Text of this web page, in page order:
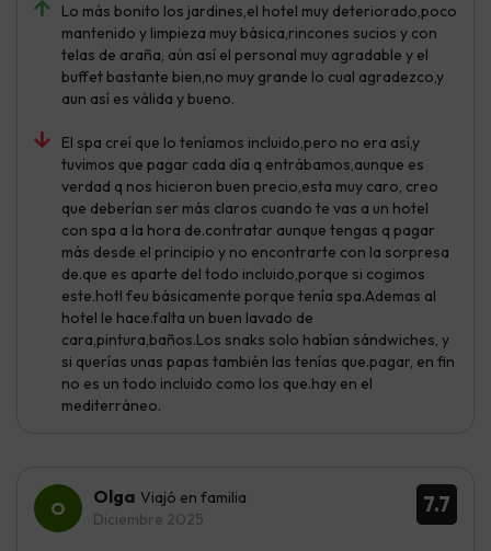
Lo más bonito los jardines,el hotel muy deteriorado,poco
mantenido y limpieza muy básica,rincones sucios y con
telas de araña, aún así el personal muy agradable y el
buffet bastante bien,no muy grande lo cual agradezco,y
aun así es válida y bueno.
El spa creí que lo teníamos incluido,pero no era así,y
tuvimos que pagar cada día q entrábamos,aunque es
verdad q nos hicieron buen precio,esta muy caro, creo
que deberían ser más claros cuando te vas a un hotel
con spa a la hora de.contratar aunque tengas q pagar
más desde el principio y no encontrarte con la sorpresa
de.que es aparte del todo incluido,porque si cogimos
este.hotl feu básicamente porque tenía spa.Ademas al
hotel le hace.falta un buen lavado de
cara,pintura,baños.Los snaks solo habían sándwiches, y
si querías unas papas también las tenías que.pagar, en fin
no es un todo incluido como los que.hay en el
mediterráneo.
7.7
Olga Viajó en familia
Diciembre 2025